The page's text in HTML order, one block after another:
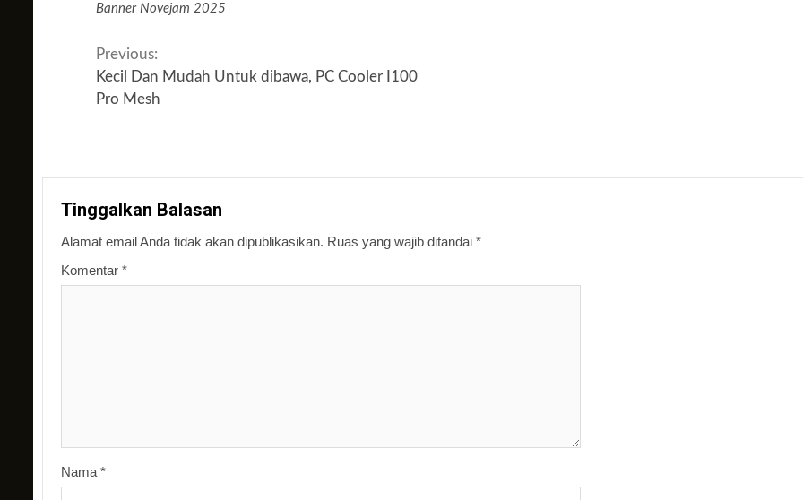
Banner Novejam 2025
Continue
Reading
Previous:
Kecil Dan Mudah Untuk dibawa, PC Cooler I100
Pro Mesh
Tinggalkan Balasan
Alamat email Anda tidak akan dipublikasikan. Ruas yang wajib ditandai *
Komentar *
Nama *